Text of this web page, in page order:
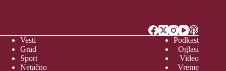
Vesti
Grad
Sport
Netačno
Podkast
Oglasi
Video
Vreme